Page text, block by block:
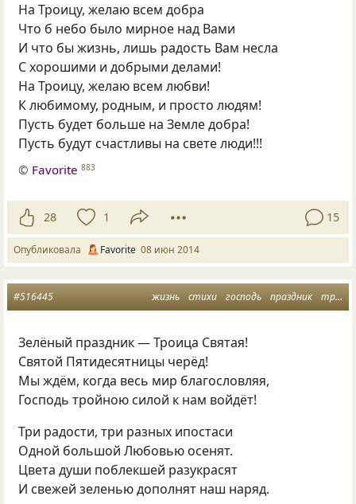
На Троицу, желаю всем добра
Что б небо было мирное над Вами
И что бы жизнь, лишь радость Вам несла
С хорошими и добрыми делами!
На Троицу, желаю всем любви!
К любимому, родным, и просто людям!
Пусть будет больше на Земле добра!
Пусть будут счастливы на свете люди!!!
© Favorite 883
28 1 15
Опубликовала Favorite 08 июн 2014
жизнь стихи господь праздник троица
#516445
Зелёный праздник — Троица Святая!
Святой Пятидесятницы черёд!
Мы ждём, когда весь мир благословляя,
Господь тройною силой к нам войдёт!
Три радости, три разных ипостаси
Одной большой Любовью осенят.
Цвета души поблекшей разукрасят
И свежей зеленью дополнят наш наряд.